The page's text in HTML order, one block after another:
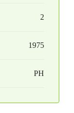
2
1975
PH